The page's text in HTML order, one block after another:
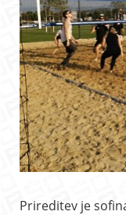
Prireditev je